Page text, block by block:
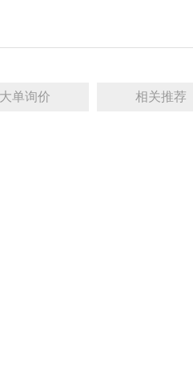
大单询价 相关推荐